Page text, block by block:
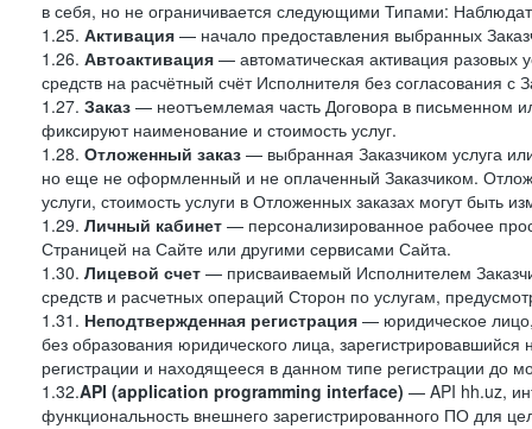
в себя, но не ограничивается следующими Типами:
1.25. Активация — начало предоставления выбранных
1.26. Автоактивация — автоматическая активация разовых
средств на расчётный счёт Исполнителя без согласования с
1.27. Заказ — неотъемлемая часть Договора в письменном
фиксируют наименование и стоимость услуг.
1.28. Отложенный заказ — выбранная Заказчиком услуга
но еще не оформленный и не оплаченный Заказчиком.
услуги, стоимость услуги в Отложенных заказах могут
1.29. Личный кабинет — персонализированное рабочее
Страницей на Сайте или другими сервисами Сайта.
1.30. Лицевой счет — присваиваемый Исполнителем
средств и расчетных операций Сторон по услугам,
1.31. Неподтвержденная регистрация — юридическое
без образования юридического лица,
регистрации и находящееся в данном типе регистрации до
1.32.API (application programming interface) — API hh.uz,
функциональность внешнего зарегистрированного ПО для